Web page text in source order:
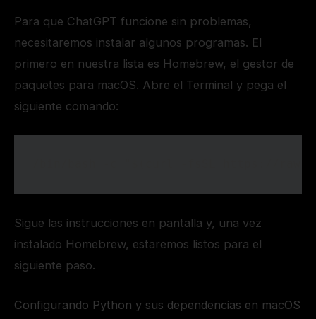
Para que ChatGPT funcione sin problemas,
necesitaremos instalar algunos programas. El
primero en nuestra lista es Homebrew, el gestor de
paquetes para macOS. Abre el Terminal y pega el
siguiente comando:
Sigue las instrucciones en pantalla y, una vez
instalado Homebrew, estaremos listos para el
siguiente paso.
Configurando Python y sus dependencias en macOS